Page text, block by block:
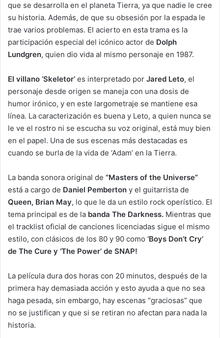
que se desarrolla en el planeta Tierra, ya que nadie le cree
su historia. Además, de que su obsesión por la espada le
trae varios problemas. El acierto en esta trama es la
participación especial del icónico actor de Dolph
Lundgren, quien dio vida al mismo personaje en 1987.
El villano ‘Skeletor’ es interpretado por Jared Leto, el
personaje desde origen se maneja con una dosis de
humor irónico, y en este largometraje se mantiene esa
línea. La caracterización es buena y Leto, a quien nunca se
le ve el rostro ni se escucha su voz original, está muy bien
en el papel. Una de sus escenas más destacadas es
cuando se burla de la vida de ‘Adam’ en la Tierra.
La banda sonora original de “Masters of the Universe”
está a cargo de Daniel Pemberton y el guitarrista de
Queen, Brian May, lo que le da un estilo rock operístico. El
tema principal es de la banda The Darkness. Mientras que
el tracklist oficial de canciones licenciadas sigue el mismo
estilo, con clásicos de los 80 y 90 como ‘Boys Don’t Cry’
de The Cure y ‘The Power’ de SNAP!
La película dura dos horas con 20 minutos, después de la
primera hay demasiada acción y esto ayuda a que no sea
haga pesada, sin embargo, hay escenas “graciosas” que
no se justifican y que si se retiran no afectan para nada la
historia.